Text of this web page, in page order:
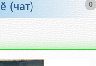
0
(чат)